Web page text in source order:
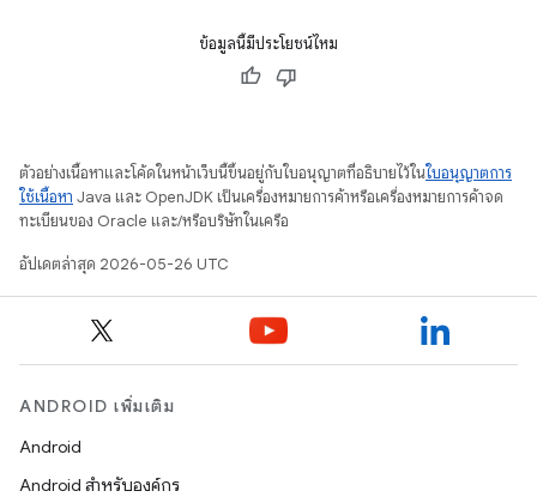
ข้อมูลนี้มีประโยชน์ไหม
ตัวอย่างเนื้อหาและโค้ดในหน้าเว็บนี้ขึ้นอยู่กับใบอนุญาตที่อธิบายไว้ในใบอนุญาตการ
ใช้เนื้อหา Java และ OpenJDK เป็นเครื่องหมายการค้าหรือเครื่องหมายการค้าจด
ทะเบียนของ Oracle และ/หรือบริษัทในเครือ
อัปเดตล่าสุด 2026-05-26 UTC
ANDROID เพิ่มเติม
Android
Android สำหรับองค์กร